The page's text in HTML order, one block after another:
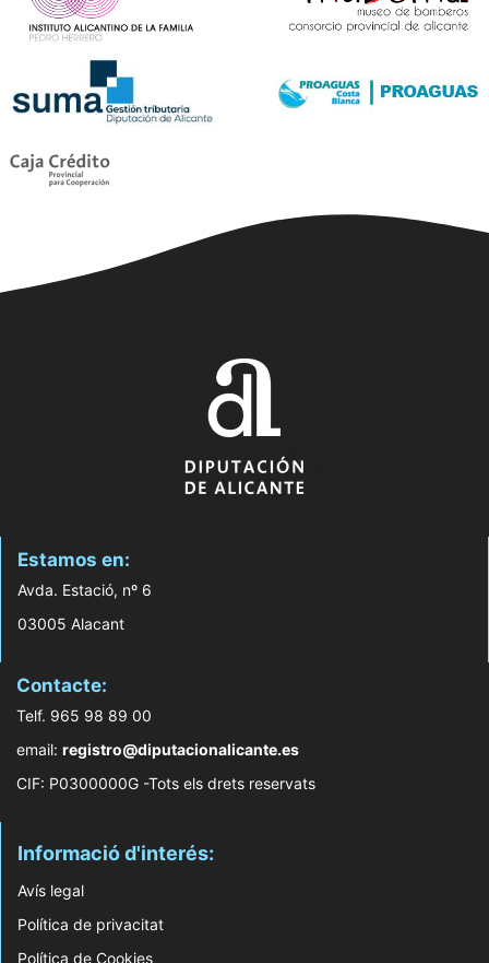
Estamos en:
Avda. Estació, nº 6
03005 Alacant
Contacte:
Telf. 965 98 89 00
email: registro@diputacionalicante.es
CIF: P0300000G -Tots els drets reservats
Informació d'interés:
Avís legal
Política de privacitat
Política de Cookies